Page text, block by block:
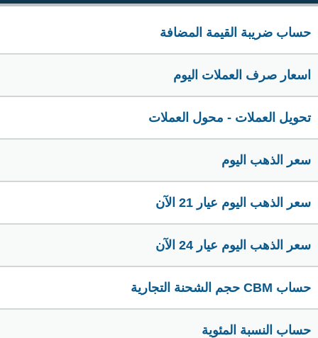
حساب ضريبة القيمة المضافة
اسعار صرف العملات اليوم
تحويل العملات - محول العملات
سعر الذهب اليوم
سعر الذهب اليوم عيار 21 الآن
سعر الذهب اليوم عيار 24 الآن
حساب CBM حجم الشحنة التجارية
حساب النسبة المئوية